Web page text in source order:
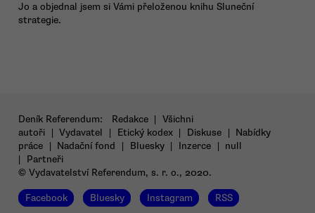
Jo a objednal jsem si Vámi přeloženou knihu Sluneční
strategie.
Deník Referendum: Redakce | Všichni
autoři | Vydavatel | Etický kodex | Diskuse | Nabídky
práce | Nadační fond | Bluesky | Inzerce | null
|
Partneři
© Vydavatelství Referendum, s. r. o., 2020.
Facebook Bluesky Instagram RSS